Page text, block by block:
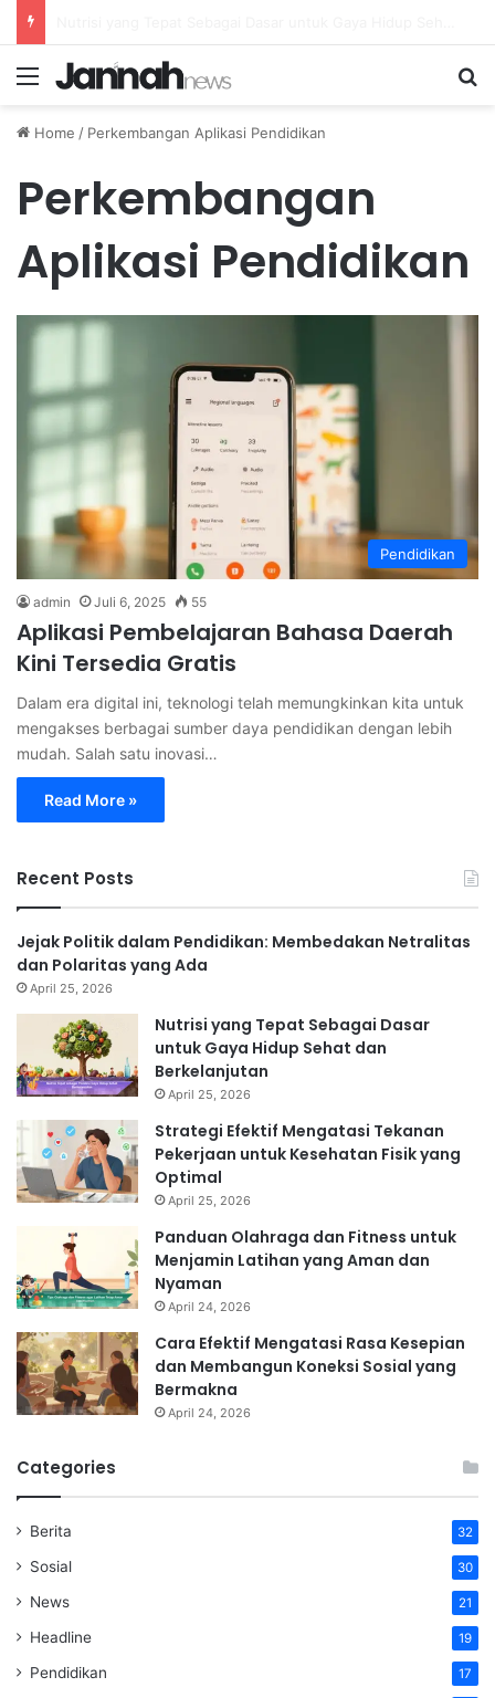
Menu
Home / Perkembangan Aplikasi Pendidikan
Perkembangan
Aplikasi Pendidikan
Pendidikan
admin Juli 6, 2025 55
Aplikasi Pembelajaran Bahasa Daerah
Kini Tersedia Gratis
Dalam era digital ini, teknologi telah memungkinkan kita untuk
mengakses berbagai sumber daya pendidikan dengan lebih
mudah. Salah satu inovasi…
Read More »
Recent Posts
Jejak Politik dalam Pendidikan: Membedakan Netralitas
dan Polaritas yang Ada
April 25, 2026
Nutrisi yang Tepat Sebagai Dasar
untuk Gaya Hidup Sehat dan
Berkelanjutan
April 25, 2026
Strategi Efektif Mengatasi Tekanan
Pekerjaan untuk Kesehatan Fisik yang
Optimal
April 25, 2026
Panduan Olahraga dan Fitness untuk
Menjamin Latihan yang Aman dan
Nyaman
April 24, 2026
Cara Efektif Mengatasi Rasa Kesepian
dan Membangun Koneksi Sosial yang
Bermakna
April 24, 2026
Categories
Berita 32
Sosial 30
News 21
Headline 19
Pendidikan 17